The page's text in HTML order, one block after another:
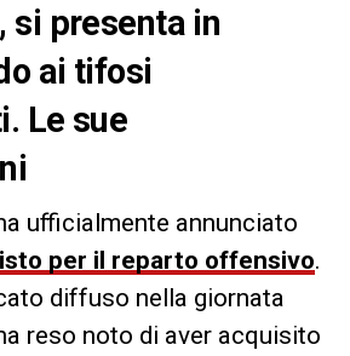
si presenta in
ai tifosi
Le sue
ufficialmente annunciato
per il reparto offensivo.
diffuso nella giornata
reso noto di aver acquisito